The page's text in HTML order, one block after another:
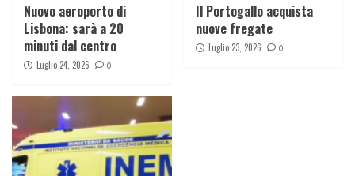
Nuovo aeroporto di
Lisbona: sarà a 20
minuti dal centro
Luglio 24, 2026 0
Il Portogallo acquista
nuove fregate
Luglio 23, 2026 0